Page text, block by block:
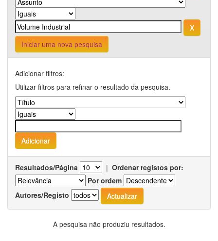
Iniciar uma nova pesquisa
Adicionar filtros:
Utilizar filtros para refinar o resultado da pesquisa.
Resultados/Página | Ordenar registos por:
Por ordem
Autores/Registo
A pesquisa não produziu resultados.